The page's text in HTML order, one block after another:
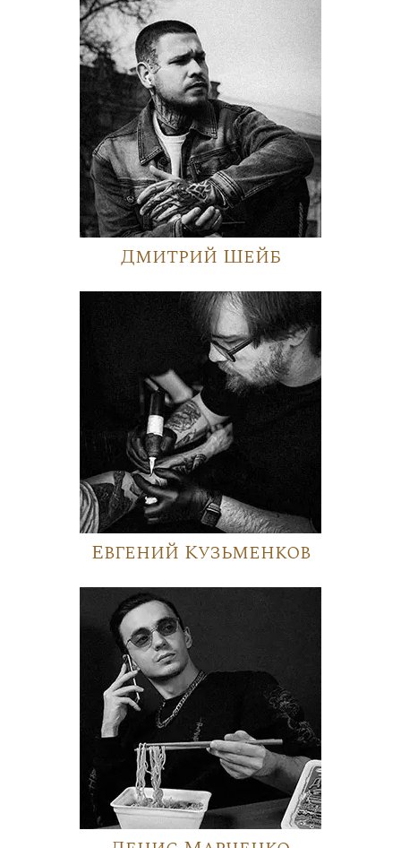
Дмитрий Шейб
Евгений Кузьменков